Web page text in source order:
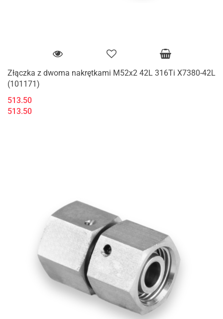
Złączka z dwoma nakrętkami M52x2 42L 316Ti X7380-42L
(101171)
513.50
513.50